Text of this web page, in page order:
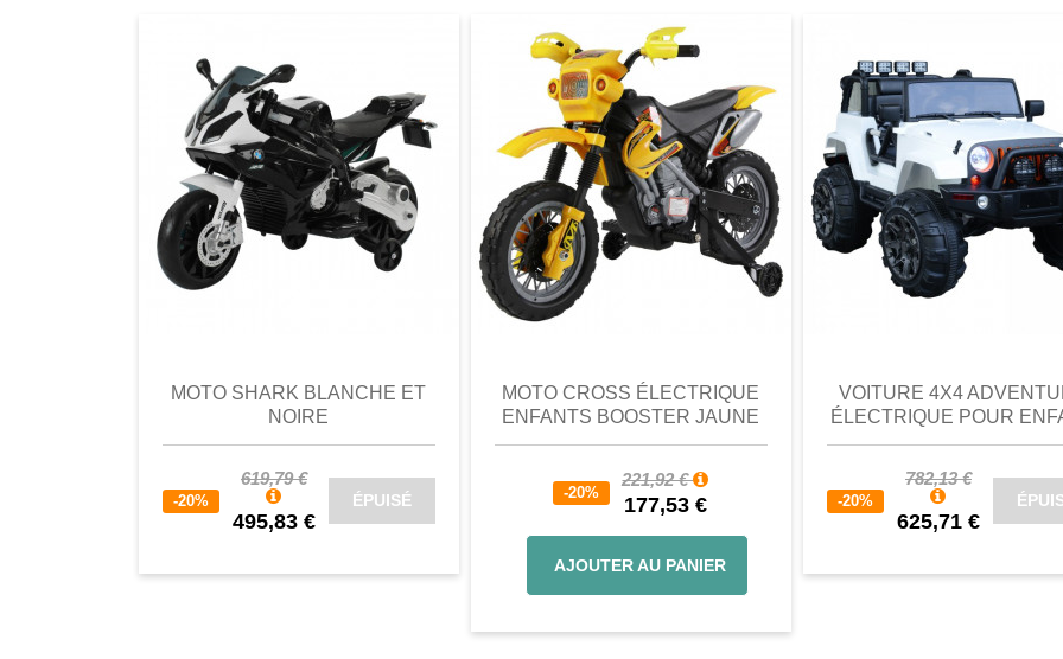
aperçu
MOTO SHARK BLANCHE ET
NOIRE
-20%
619,79 €
495,83 €
ÉPUISÉ
MOTO CROSS ÉLECTRIQUE
ENFANTS BOOSTER JAUNE
-20%
221,92 €
177,53 €
AJOUTER AU PANIER
VOITURE 4X4
ÉLECTRIQUE POUR
-20%
782,13 €
625,71 €